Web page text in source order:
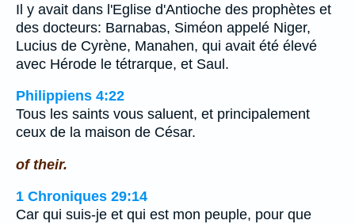
Il y avait dans l'Eglise d'Antioche des prophètes et
des docteurs: Barnabas, Siméon appelé Niger,
Lucius de Cyrène, Manahen, qui avait été élevé
avec Hérode le tétrarque, et Saul.
Philippiens 4:22
Tous les saints vous saluent, et principalement
ceux de la maison de César.
of their.
1 Chroniques 29:14
Car qui suis-je et qui est mon peuple, pour que